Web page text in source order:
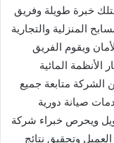
خبرة طويلة وفريق
المنزلية والتجارية
ويقوم الفريق
الأنظمة المائية
الشركة متابعة جميع
صيانة دورية
ويحرص خبراء شركة
وتحقيق نتائج